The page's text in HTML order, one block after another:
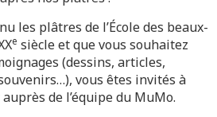
les plâtres de l’École des beaux-
e siècle et que vous souhaitez
(dessins, articles,
vous êtes invités à
de l’équipe du MuMo.